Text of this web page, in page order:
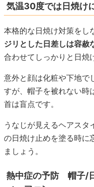
気温30度では日焼け
本格的な日焼け対策をし
ジリとした日差しは容赦
合わせてしっかりと日焼
意外と顔は化粧や下地で
すが、帽子を被れない時
首は盲点です。
うなじが見えるヘアス
の日焼け止めを塗る時に
ましょう。
熱中症の予防 帽子/